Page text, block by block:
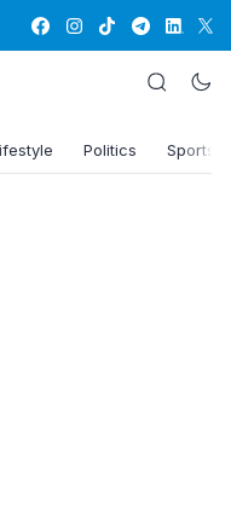
Politics Sports